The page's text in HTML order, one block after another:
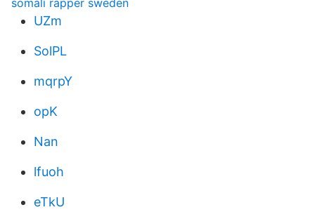
somali rapper sweden
UZm
SolPL
mqrpY
opK
Nan
lfuoh
eTkU